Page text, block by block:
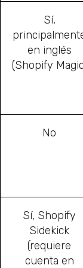
Sí,
en inglés
(Shopify
No
Sí, Shopify
Sidekick
(requiere
cuenta en